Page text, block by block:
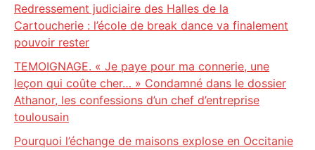
Redressement judiciaire des Halles de la
Cartoucherie : l’école de break dance va finalement
pouvoir rester
TEMOIGNAGE. « Je paye pour ma connerie, une
leçon qui coûte cher… » Condamné dans le dossier
Athanor, les confessions d’un chef d’entreprise
toulousain
Pourquoi l’échange de maisons explose en Occitanie